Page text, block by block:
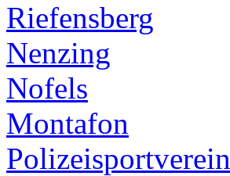
Riefensberg
Nenzing
Nofels
Montafon
Polizeisportverein